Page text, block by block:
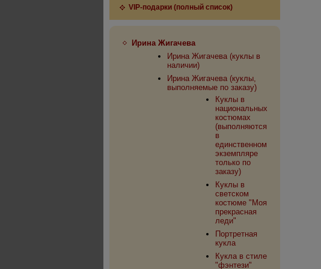
VIP-подарки (полный список)
Ирина Жигачева
Ирина Жигачева (куклы в
наличии)
Ирина Жигачева (куклы,
выполняемые по заказу)
Куклы в
национальных
костюмах
(выполняются
в
единственном
экземпляре
только по
заказу)
Куклы в
светском
костюме "Моя
прекрасная
леди"
Портретная
кукла
Кукла в стиле
"фэнтези"